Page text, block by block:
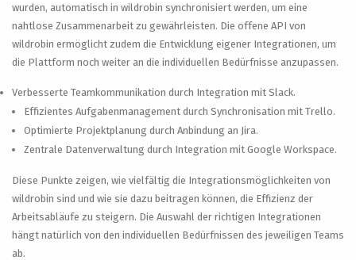
wurden, automatisch in wildrobin synchronisiert werden, um eine
nahtlose Zusammenarbeit zu gewährleisten. Die offene API von
wildrobin ermöglicht zudem die Entwicklung eigener Integrationen, um
die Plattform noch weiter an die individuellen Bedürfnisse anzupassen.
Verbesserte Teamkommunikation durch Integration mit Slack.
Effizientes Aufgabenmanagement durch Synchronisation mit Trello.
Optimierte Projektplanung durch Anbindung an Jira.
Zentrale Datenverwaltung durch Integration mit Google Workspace.
Diese Punkte zeigen, wie vielfältig die Integrationsmöglichkeiten von
wildrobin sind und wie sie dazu beitragen können, die Effizienz der
Arbeitsabläufe zu steigern. Die Auswahl der richtigen Integrationen
hängt natürlich von den individuellen Bedürfnissen des jeweiligen Teams
ab.